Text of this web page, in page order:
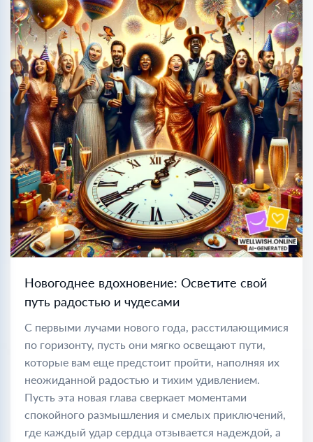
Новогоднее вдохновение: Осветите свой
путь радостью и чудесами
С первыми лучами нового года, расстилающимися
по горизонту, пусть они мягко освещают пути,
которые вам еще предстоит пройти, наполняя их
неожиданной радостью и тихим удивлением.
Пусть эта новая глава сверкает моментами
спокойного размышления и смелых приключений,
где каждый удар сердца отзывается надеждой, а